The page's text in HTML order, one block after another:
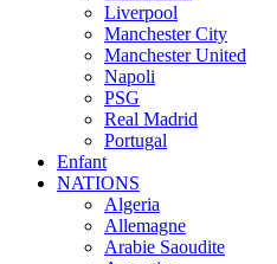
Liverpool
Manchester City
Manchester United
Napoli
PSG
Real Madrid
Portugal
Enfant
NATIONS
Algeria
Allemagne
Arabie Saoudite